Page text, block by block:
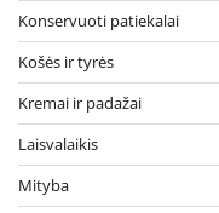
Konservuoti patiekalai
Košės ir tyrės
Kremai ir padažai
Laisvalaikis
Mityba